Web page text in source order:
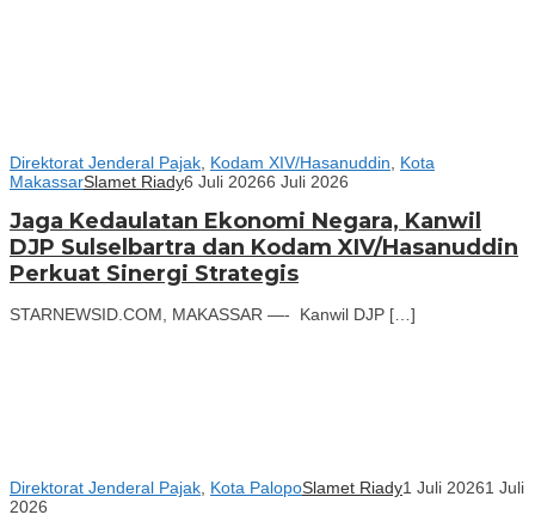
Direktorat Jenderal Pajak Kodam XIV/Hasanuddin
Kota
MakassarSlamet Riady6 Juli 20266 Juli 2026
Jaga Kedaulatan Ekonomi Negara, Kanwil
DJP Sulselbartra dan Kodam XIV/Hasanuddin
Perkuat Sinergi Strategis
STARNEWSID.COM, MAKASSAR —- Kanwil DJP […]
Direktorat Jenderal Pajak, Kota PalopoSlamet Riady1 Juli 20261 Juli
2026